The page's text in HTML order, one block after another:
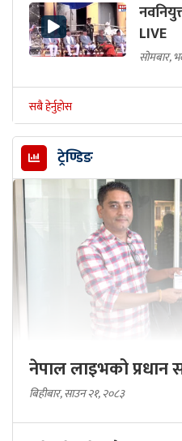
LIVE
सोमबार,
सबै हेर्नुहोस
ट्रेण्डिङ
नेपाल लाइभको प्रधान
बिहीबार, साउन २१, २०८३